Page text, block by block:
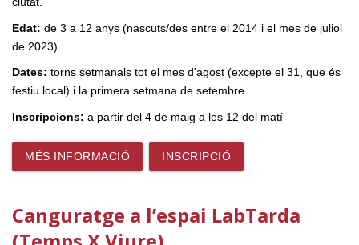
Edat: de 3 a 12 anys (nascuts/des entre el 2014 i el mes de juliol
de 2023)
Dates: torns setmanals tot el mes d'agost (excepte el 31, que és
festiu local) i la primera setmana de setembre.
Inscripcions: a partir del 4 de maig a les 12 del matí
MÉS INFORMACIÓ INSCRIPCIÓ
Canguratge a l’espai LabTarda